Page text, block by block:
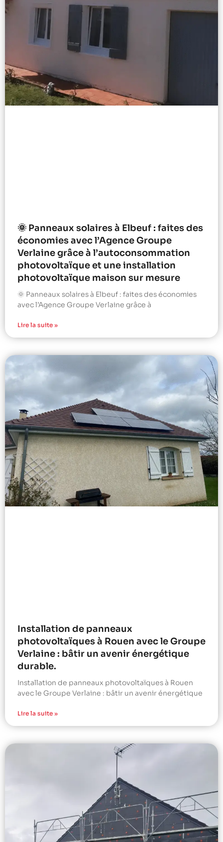
🌞 Panneaux solaires à Elbeuf : faites des
économies avec l’Agence Groupe
Verlaine grâce à l’autoconsommation
photovoltaïque et une installation
photovoltaïque maison sur mesure
🌞 Panneaux solaires à Elbeuf : faites des économies
avec l’Agence Groupe Verlaine grâce à
Lire la suite »
Installation de panneaux
photovoltaïques à Rouen avec le Groupe
Verlaine : bâtir un avenir énergétique
durable.
Installation de panneaux photovoltaïques à Rouen
avec le Groupe Verlaine : bâtir un avenir énergétique
Lire la suite »